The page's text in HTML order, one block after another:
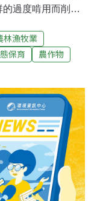
過度啃用而削減
參院農業暨農村
Affairs
士指稱賓州鹿是
大的威脅。他表
林生態系統的衝
車衝撞造成的人
於公眾健康的影
賓州保育和自然資
們抽取的4萬
想的森林更新
林漁牧業
保育
農作物